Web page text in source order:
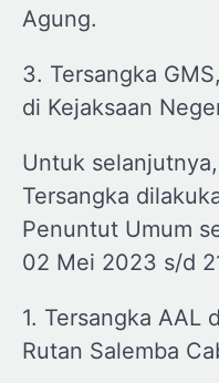
Agung.
3. Tersangka
di Kejaksaan
Untuk
Tersangka
Penuntut Umum
02 Mei 2023 s/d
1. Tersangka AAL
Rutan Salemba